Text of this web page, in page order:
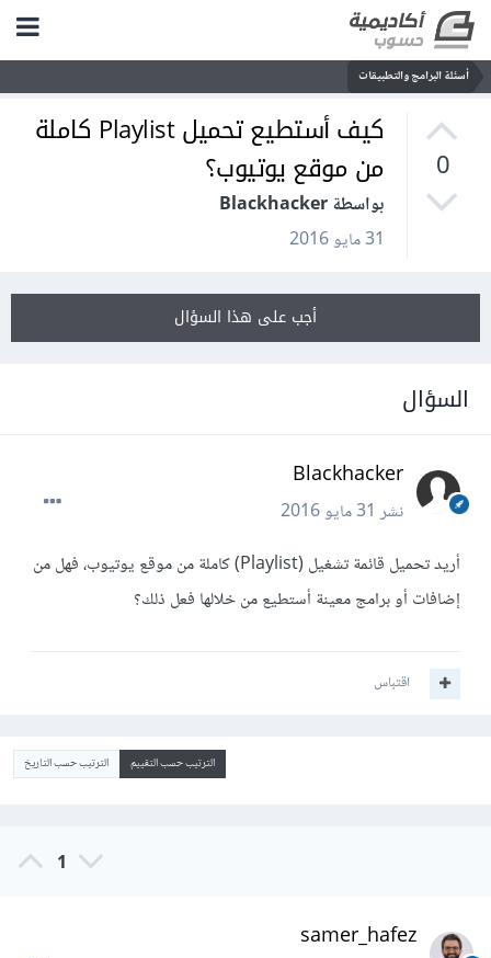
أسئلة البرامج والتطبيقات
0
كيف أستطيع تحميل Playlist كاملة
من موقع يوتيوب؟
بواسطة Blackhacker
31 مايو 2016
أجب على هذا السؤال
السؤال
Blackhacker
نشر31 مايو 2016
أريد تحميل قائمة تشغيل (Playlist) كاملة من موقع يوتيوب، فهل من
إضافات أو برامج معينة أستطيع من خلالها فعل ذلك؟
اقتباس
الترتيب حسب التقييم الترتيب حسب التاريخ
1
samer_hafez